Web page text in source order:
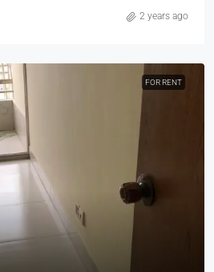
2 years ago
FOR RENT